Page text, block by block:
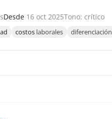
Desde 16 oct 2025Tono: crítico
costos laborales diferenciación